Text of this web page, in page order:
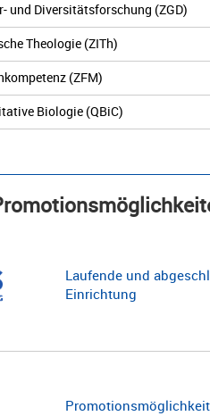
und Diversitätsforschung (ZGD)
Theologie (ZITh)
(ZFM)
Biologie (QBiC)
Laufende und
Einrichtung